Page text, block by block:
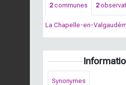
2communes 2
La Chapelle-en-
Synonymes